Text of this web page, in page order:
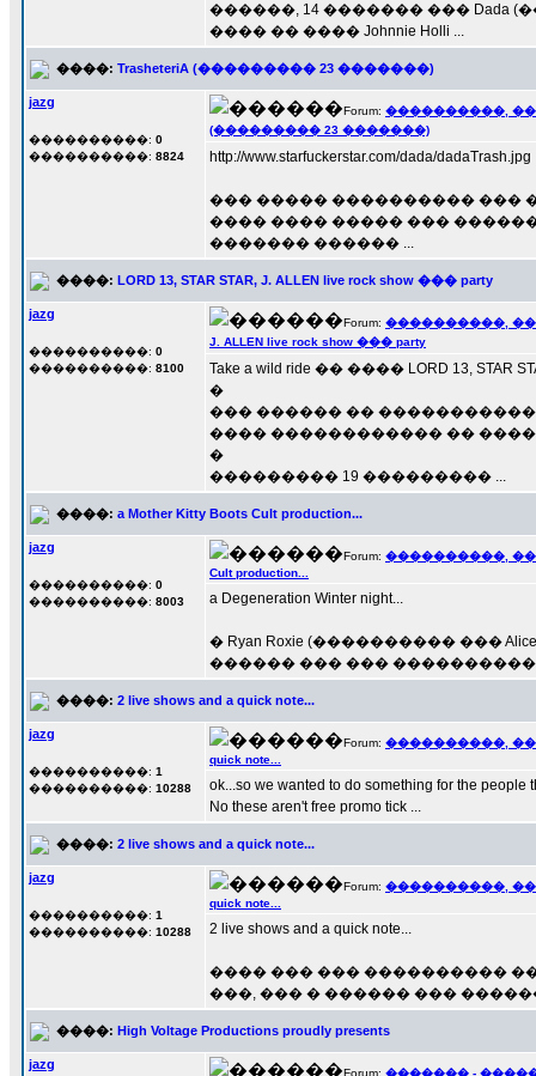
������, 14 ������� ��� Dada
���� �� ���� Johnnie Holli ...
����: TrasheteriA (��������� 23 �������)
jazg
����������: 0
����������: 8824
Forum: ����������,
(��������� 23 �������)
http://www.starfuckerstar.com/dada/dadaTrash.jpg
��� ����� ���������� ���
���� ���� ����� ���
������� ������ ...
����: LORD 13, STAR STAR, J. ALLEN live rock show ��� party
jazg
����������: 0
����������: 8100
Forum: ����������,
J. ALLEN live rock show ��� party
Take a wild ride �� ���� LORD 13, STAR
�
��� ������ �� �����������
���� ������������ ��
�
��������� 19 ��������� ...
����: a Mother Kitty Boots Cult production...
jazg
����������: 0
����������: 8003
Forum: ����������,
Cult production...
a Degeneration Winter night...
� Ryan Roxie (���������� ���
������ ��� ��� ����������
����: 2 live shows and a quick note...
jazg
����������: 1
����������: 10288
Forum: ����������,
quick note...
ok...so we wanted to do something for the
No these aren't free promo tick ...
����: 2 live shows and a quick note...
jazg
����������: 1
����������: 10288
Forum: ����������,
quick note...
2 live shows and a quick note...
���� ��� ��� ����������
���, ��� � ������ ���
����: High Voltage Productions proudly presents
jazg
Forum: ������� -